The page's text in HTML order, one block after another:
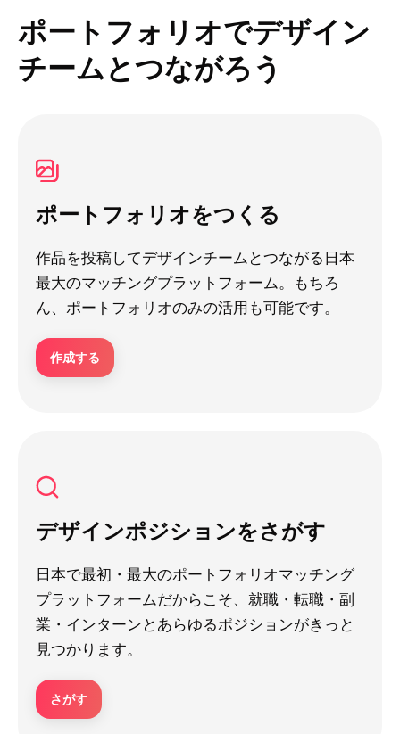
ポートフォリオでデザイン
チームとつながろう
ポートフォリオをつくる
作品を投稿してデザインチームとつながる日本
最大のマッチングプラットフォーム。もちろ
ん、ポートフォリオのみの活用も可能です。
作成する
デザインポジションをさがす
日本で最初・最大のポートフォリオマッチング
プラットフォームだからこそ、就職・転職・副
業・インターンとあらゆるポジションがきっと
見つかります。
さがす